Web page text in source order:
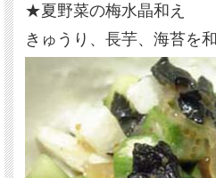
★夏野菜の梅水晶和え
きゅうり、長芋、海苔を